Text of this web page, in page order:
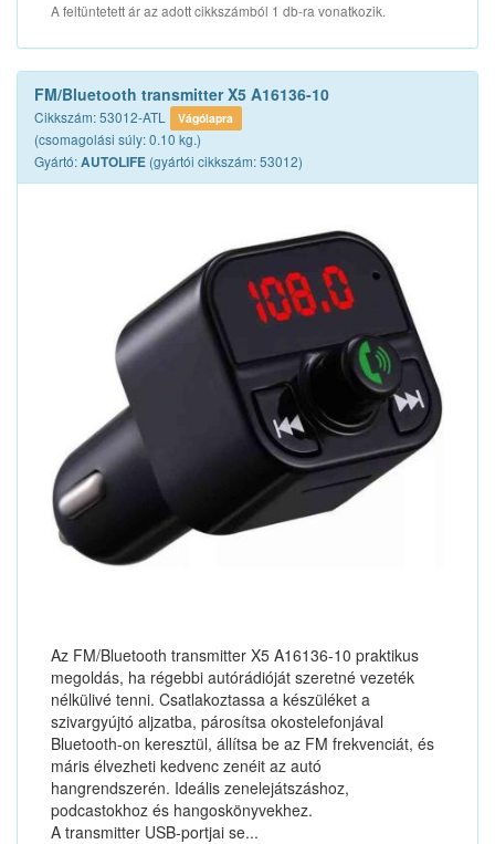
A feltüntetett ár az adott cikkszámból 1 db-ra vonatkozik.
FM/Bluetooth transmitter X5 A16136-10
Cikkszám: 53012-ATL Vágólapra
(csomagolási súly: 0.10 kg.)
Gyártó:AUTOLIFE (gyártói cikkszám: 53012)
Az FM/Bluetooth transmitter X5 A16136-10 praktikus
megoldás, ha régebbi autórádióját szeretné vezeték
nélkülivé tenni. Csatlakoztassa a készüléket a
szivargyújtó aljzatba, párosítsa okostelefonjával
Bluetooth-on keresztül, állítsa be az FM frekvenciát, és
máris élvezheti kedvenc zenéit az autó
hangrendszerén. Ideális zenelejátszáshoz,
podcastokhoz és hangoskönyvekhez.
A transmitter USB-portjai se...